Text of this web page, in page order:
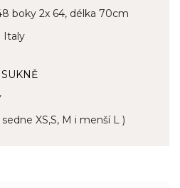
boky 2x 64, délka 70cm
Italy
XS,S, M i menší L )